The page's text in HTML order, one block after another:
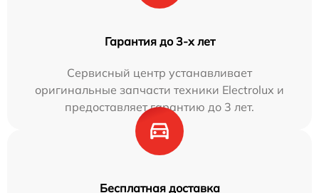
Гарантия до 3-х лет
Сервисный центр устанавливает
оригинальные запчасти техники Electrolux и
предоставляет гарантию до 3 лет.
Бесплатная доставка